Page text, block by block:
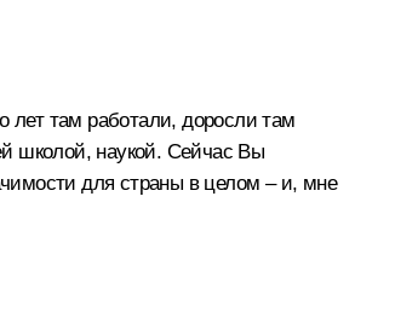
лет там работали, доросли там
школой, наукой. Сейчас Вы
для страны в целом – и, мне